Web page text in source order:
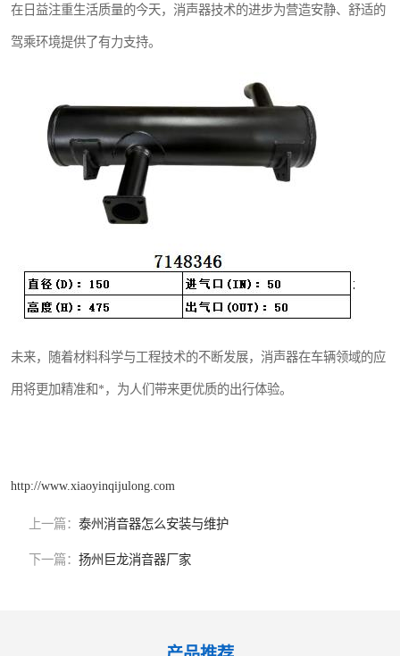
在日益注重生活质量的今天，消声器技术的进步为营造安静、舒适的
驾乘环境提供了有力支持。
未来，随着材料科学与工程技术的不断发展，消声器在车辆领域的应
用将更加精准和*，为人们带来更优质的出行体验。
http://www.xiaoyinqijulong.com
上一篇： 泰州消音器怎么安装与维护
下一篇： 扬州巨龙消音器厂家